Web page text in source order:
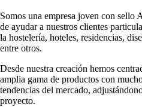
Somos una empresa joven con
de ayudar a nuestros clientes
la hostelería, hoteles, residencias,
entre otros.
Desde nuestra creación hemos
amplia gama de productos con
tendencias del mercado,
proyecto.